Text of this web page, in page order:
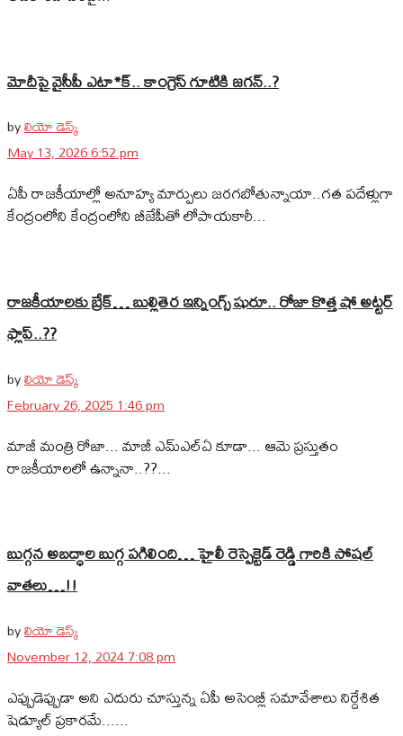
మోదీపై వైసీపీ ఎటా*క్.. కాంగ్రెస్ గూటికి జగన్..?
byలియో డెస్క్
May 13, 2026 6:52 pm
ఏపీ రాజకీయాల్లో అనూహ్య మార్పులు జరగబోతున్నాయా..గత పదేళ్లుగా
కేంద్రంలోని కేంద్రంలోని బీజేపీతో లోపాయకారీ...
రాజకీయాలకు బ్రేక్… బుల్లితెర ఇన్నింగ్స్ షురూ.. రోజా కొత్త షో అట్టర్
ఫ్లాప్..??
byలియో డెస్క్
February 26, 2025 1:46 pm
మాజీ మంత్రి రోజా... మాజీ ఎమ్‌ఎల్‌ఏ కూడా... ఆమె ప్రస్తుతం
రాజకీయాలలో ఉన్నానా..??...
బుగ్గన అబద్ధాల బుగ్గ పగిలింది… హైలీ రెస్పెక్టెడ్‌ రెడ్డి గారికి సోషల్‌
వాతలు…!!
byలియో డెస్క్
November 12, 2024 7:08 pm
ఎప్పుడెప్పుడా అని ఎదురు చూస్తున్న ఏపీ అసెంబ్లీ సమావేశాలు నిర్దేశిత
షెడ్యూల్ ప్రకారమే......